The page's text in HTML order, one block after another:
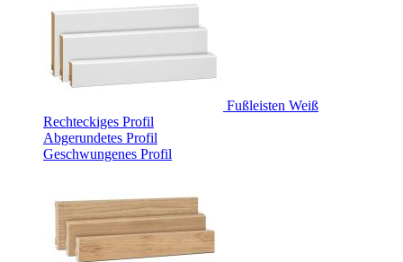
Fußleisten Weiß
Rechteckiges Profil
Abgerundetes Profil
Geschwungenes Profil